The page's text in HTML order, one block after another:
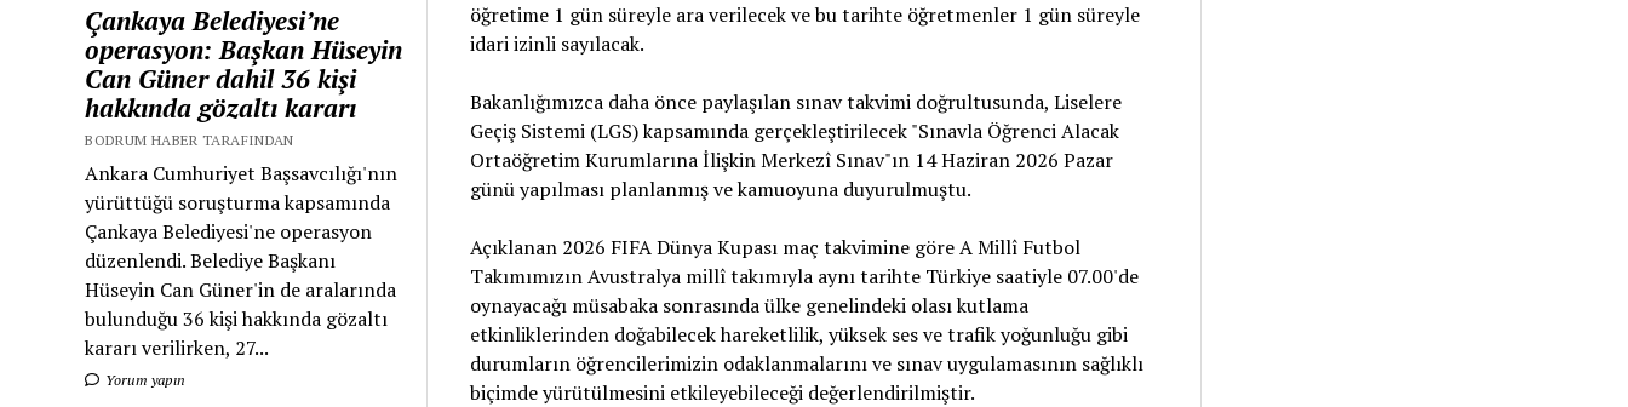
Çankaya Belediyesi’ne
operasyon: Başkan Hüseyin
Can Güner dahil 36 kişi
hakkında gözaltı kararı
BODRUM HABER TARAFINDAN
Ankara Cumhuriyet Başsavcılığı'nın
yürüttüğü soruşturma kapsamında
Çankaya Belediyesi'ne operasyon
düzenlendi. Belediye Başkanı
Hüseyin Can Güner'in de aralarında
bulunduğu 36 kişi hakkında gözaltı
kararı verilirken, 27...
Yorum yapın
öğretime 1 gün süreyle ara verilecek ve bu tarihte öğretmenler 1 gün süreyle
idari izinli sayılacak.
Bakanlığımızca daha önce paylaşılan sınav takvimi doğrultusunda, Liselere
Geçiş Sistemi (LGS) kapsamında gerçekleştirilecek "Sınavla Öğrenci Alacak
Ortaöğretim Kurumlarına İlişkin Merkezî Sınav"ın 14 Haziran 2026 Pazar
günü yapılması planlanmış ve kamuoyuna duyurulmuştu.
Açıklanan 2026 FIFA Dünya Kupası maç takvimine göre A Millî Futbol
Takımımızın Avustralya millî takımıyla aynı tarihte Türkiye saatiyle 07.00'de
oynayacağı müsabaka sonrasında ülke genelindeki olası kutlama
etkinliklerinden doğabilecek hareketlilik, yüksek ses ve trafik yoğunluğu gibi
durumların öğrencilerimizin odaklanmalarını ve sınav uygulamasının sağlıklı
biçimde yürütülmesini etkileyebileceği değerlendirilmiştir.